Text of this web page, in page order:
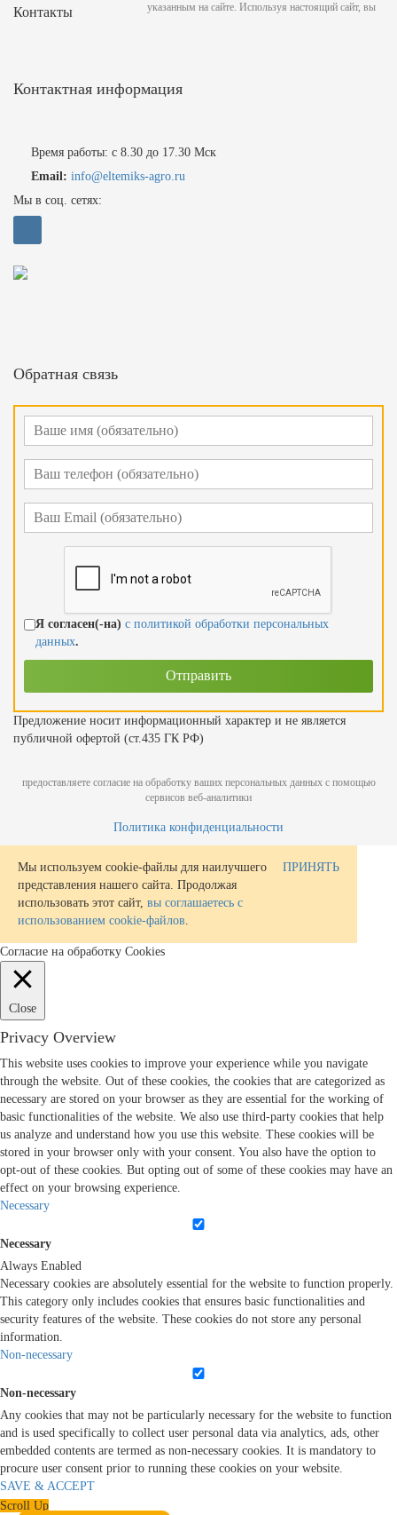
Контакты
Контактная информация
Время работы: с 8.30 до 17.30 Мск
Email: info@eltemiks-agro.ru
Мы в соц. сетях:
Обратная связь
Я согласен(-на) с политикой обработки персональных
данных.
Предложение носит информационный характер и не является
публичной офертой (ст.435 ГК РФ)
указанным на сайте. Используя настоящий сайт, вы
предоставляете согласие на обработку ваших персональных данных с помощью
сервисов веб-аналитики
Политика конфиденциальности
Мы используем cookie-файлы для наилучшего
представления нашего сайта. Продолжая
использовать этот сайт, вы соглашаетесь с
использованием cookie-файлов
ПРИНЯТЬ
Согласие на обработку Cookies
Close
Privacy Overview
This website uses cookies to improve your experience while you navigate
through the website. Out of these cookies, the cookies that are categorized as
necessary are stored on your browser as they are essential for the working of
basic functionalities of the website. We also use third-party cookies that help
us analyze and understand how you use this website. These cookies will be
stored in your browser only with your consent. You also have the option to
opt-out of these cookies. But opting out of some of these cookies may have an
effect on your browsing experience.
Necessary
Necessary
Always Enabled
Necessary cookies are absolutely essential for the website to function properly.
This category only includes cookies that ensures basic functionalities and
security features of the website. These cookies do not store any personal
information.
Non-necessary
Non-necessary
Any cookies that may not be particularly necessary for the website to function
and is used specifically to collect user personal data via analytics, ads, other
embedded contents are termed as non-necessary cookies. It is mandatory to
procure user consent prior to running these cookies on your website.
SAVE & ACCEPT
Scroll Up